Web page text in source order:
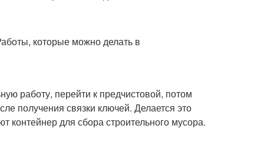
работу, перейти к предчистовой, потом
получения связки ключей. Делается это
контейнер для сбора строительного мусора.